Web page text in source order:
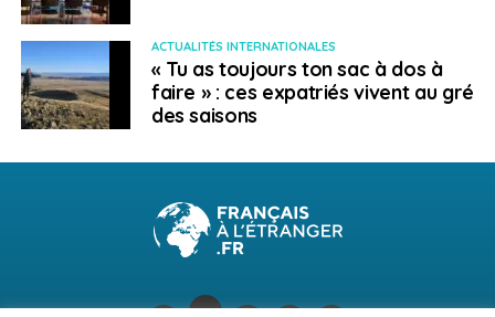
ACTUALITÉS INTERNATIONALES
« Tu as toujours ton sac à dos à
faire » : ces expatriés vivent au gré
des saisons